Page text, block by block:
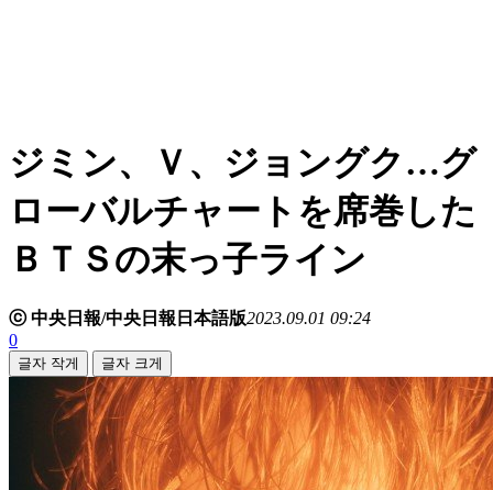
ジミン、Ｖ、ジョングク…グ
ローバルチャートを席巻した
ＢＴＳの末っ子ライン
ⓒ 中央日報/中央日報日本語版2023.09.01 09:24
0
글자 작게 글자 크게